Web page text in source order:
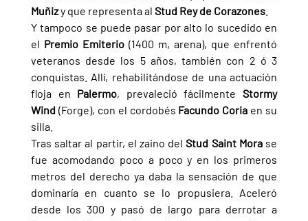
Muñiz y que representa al Stud Rey de Corazones.
Y tampoco se puede pasar por alto lo sucedido en
el Premio Emiterio (1400 m, arena), que enfrentó
veteranos desde los 5 años, también con 2 ó 3
conquistas. Allí, rehabilitándose de una actuación
floja en Palermo, prevaleció fácilmente Stormy
Wind (Forge), con el cordobés Facundo Coria en su
silla.
Tras saltar al partir, el zaino del Stud Saint Mora se
fue acomodando poco a poco y en los primeros
metros del derecho ya daba la sensación de que
dominaría en cuanto se lo propusiera. Aceleró